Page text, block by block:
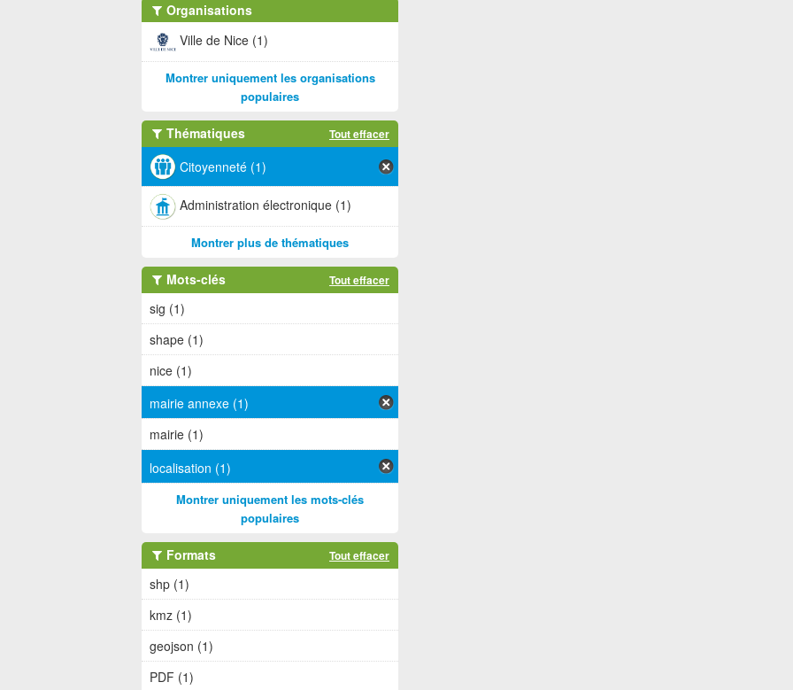
Organisations
Ville de Nice (1)
Montrer uniquement les organisations
populaires
Thématiques Tout effacer
Citoyenneté (1)
Administration électronique (1)
Montrer plus de thématiques
Mots-clés Tout effacer
sig (1)
shape (1)
nice (1)
mairie annexe (1)
mairie (1)
localisation (1)
Montrer uniquement les mots-clés
populaires
Formats Tout effacer
shp (1)
kmz (1)
geojson (1)
PDF (1)